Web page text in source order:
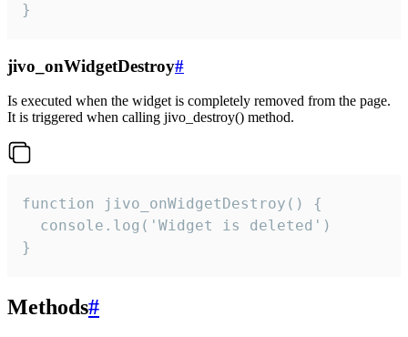
}
jivo_onWidgetDestroy#
Is executed when the widget is completely removed from the page.
It is triggered when calling jivo_destroy() method.
function jivo_onWidgetDestroy() {
  console.log('Widget is deleted')
}
Methods#